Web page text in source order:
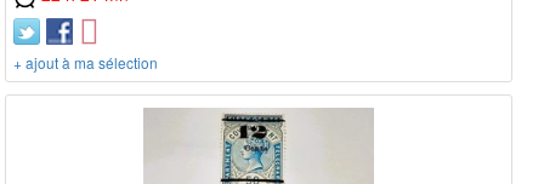
+ ajout à ma sélection